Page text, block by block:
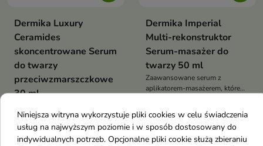
Dermika Luxury
Ceramides
skoncentrowane Serum
do twarzy
przeciwzmarszczkowe
30 ml
które wygładza zmarszczki,
intensywnie nawilża i rozświetla
skórę, przywracając jej
16,76 £
Dermika Imperial
Multi-rekonstruktor
Serum-masażer do
twarzy 50 ml
Zaawansowane serum z
aplikatorem-masażerem, które
i wygładza skórę, wspierając
efekt liftingu
15,86 £
Niniejsza witryna wykorzystuje pliki cookies w celu świadczenia
usług na najwyższym poziomie i w sposób dostosowany do
indywidualnych potrzeb. Opcjonalne pliki cookie służą zbieraniu